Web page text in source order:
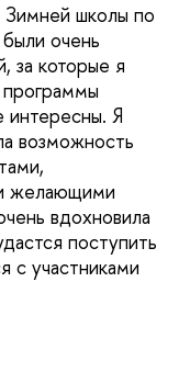
Зимней школы по
очень
за которые я
Я
возможность
желающими
вдохновила
поступить
с участниками